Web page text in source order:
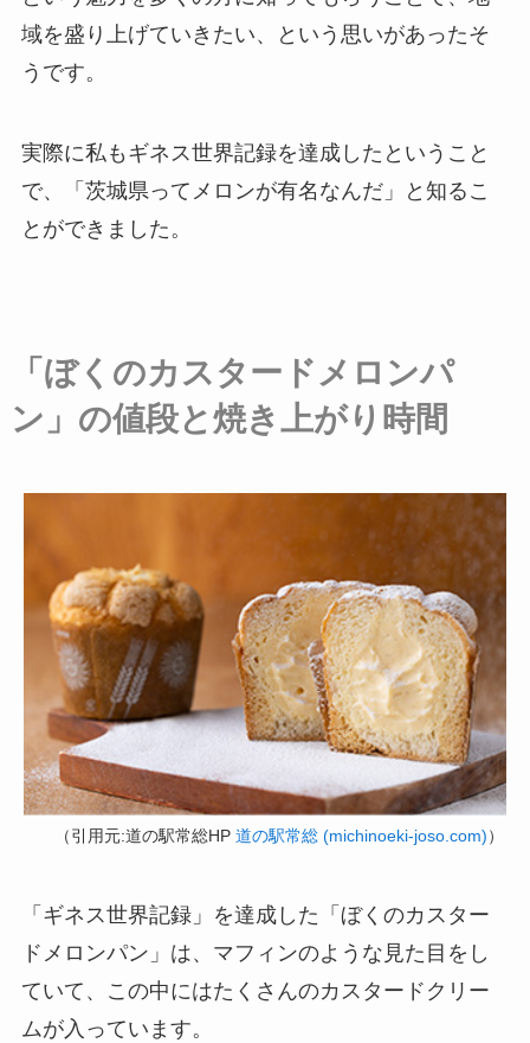
域を盛り上げていきたい、という思いがあったそ
うです。
実際に私もギネス世界記録を達成したということ
で、「茨城県ってメロンが有名なんだ」と知るこ
とができました。
「ぼくのカスタードメロンパ
ン」の値段と焼き上がり時間
（引用元:道の駅常総HP 道の駅常総 (michinoeki-joso.com)）
「ギネス世界記録」を達成した「ぼくのカスター
ドメロンパン」は、マフィンのような見た目をし
ていて、この中にはたくさんのカスタードクリー
ムが入っています。